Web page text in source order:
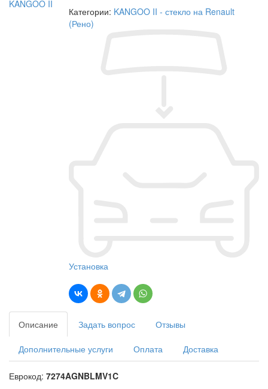
Категории: KANGOO II - стекло на Renault
(Рено)
Установка
Описание Задать вопрос Отзывы
Дополнительные услуги Оплата Доставка
Еврокод: 7274AGNBLMV1C